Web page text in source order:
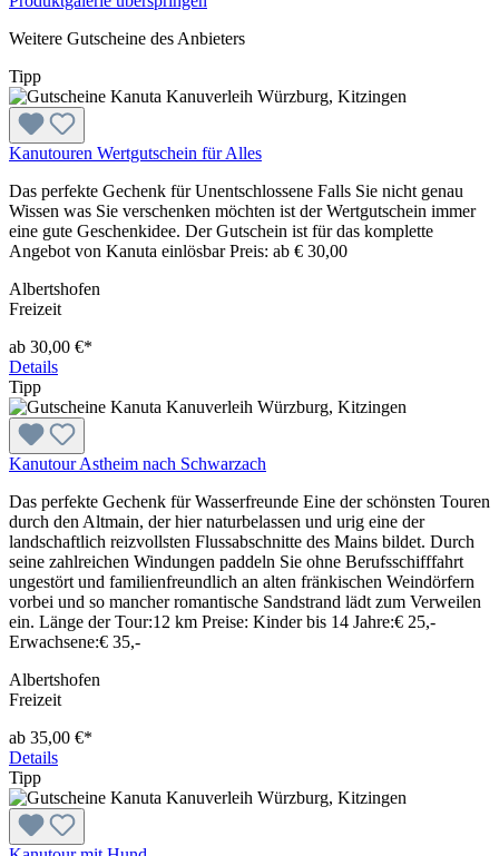
Weitere Gutscheine des Anbieters
Tipp
Kanutouren Wertgutschein für Alles
Das perfekte Gechenk für Unentschlossene Falls Sie nicht genau
Wissen was Sie verschenken möchten ist der Wertgutschein immer
eine gute Geschenkidee. Der Gutschein ist für das komplette
Angebot von Kanuta einlösbar Preis: ab € 30,00
Albertshofen
Freizeit
ab 30,00 €*
Details
Tipp
Kanutour Astheim nach Schwarzach
Das perfekte Gechenk für Wasserfreunde Eine der schönsten Touren
durch den Altmain, der hier naturbelassen und urig eine der
landschaftlich reizvollsten Flussabschnitte des Mains bildet. Durch
seine zahlreichen Windungen paddeln Sie ohne Berufsschifffahrt
ungestört und familienfreundlich an alten fränkischen Weindörfern
vorbei und so mancher romantische Sandstrand lädt zum Verweilen
ein. Länge der Tour:12 km Preise: Kinder bis 14 Jahre:€ 25,-
Erwachsene:€ 35,-
Albertshofen
Freizeit
ab 35,00 €*
Details
Tipp